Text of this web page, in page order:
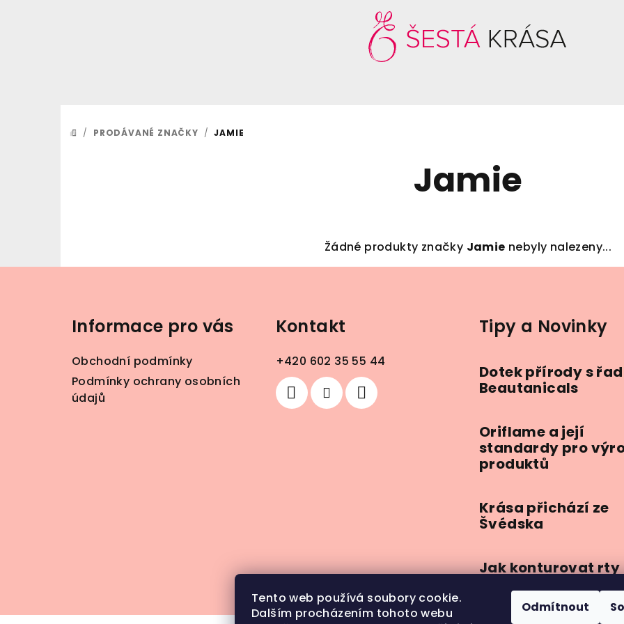
Tento web používá soubory cookie.
Dalším procházením tohoto webu
Odmítnout
DOMŮ
/ PRODÁVANÉ ZNAČKY / JAMIE
Jamie
Žádné produkty značky Jamie nebyly nalezeny...
Informace pro vás
Obchodní podmínky
Podmínky ochrany osobních
údajů
Kontakt
+420 602 35 55 44
Tipy a Novinky
Dotek přírody s
Beautanicals
Oriflame a její
standardy pro
produktů
Krása přichází ze
Švédska
Jak konturovat rty